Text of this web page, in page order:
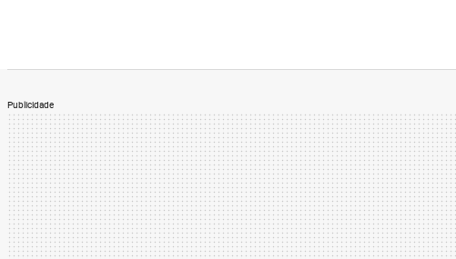
Publicidade